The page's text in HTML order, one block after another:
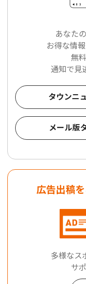
あなた
お得な情
無
通知で見
タウンニ
メール版
広告出稿
多様なス
サ